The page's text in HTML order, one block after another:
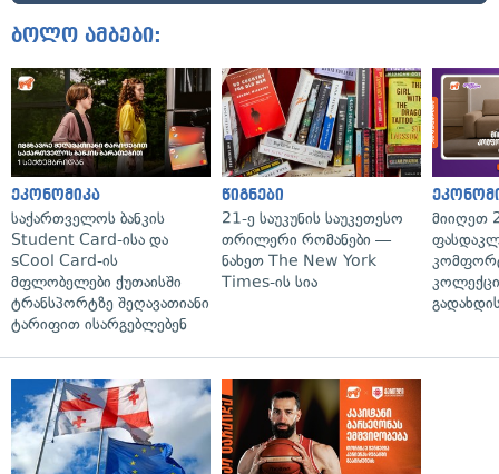
ბოლო ამბები:
ეკონომიკა
საქართველოს ბანკის
Student Card-ისა და
sCool Card-ის
მფლობელები ქუთაისში
ტრანსპორტზე შეღავათიანი
ტარიფით ისარგებლებენ
წიგნები
21-ე საუკუნის საუკეთესო
თრილერი რომანები —
ნახეთ The New York
Times-ის სია
მიიღეთ